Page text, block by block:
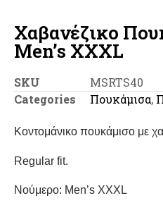
Χαβανέζικο
Men’s XXXL
SKU
MSRTS40
Categories
Πουκάμισα,
Kοντομάνικο πουκάμισο με
Regular fit.
Νούμερο: Men’s XXXL